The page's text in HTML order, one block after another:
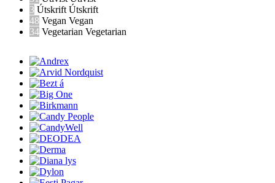
3 Útskrift Útskrift
48 Vegan Vegan
34 Vegetarian Vegetarian